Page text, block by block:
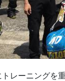
レーニングを